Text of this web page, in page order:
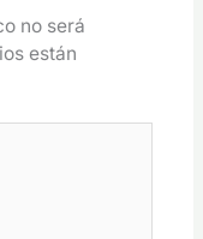
no será
están